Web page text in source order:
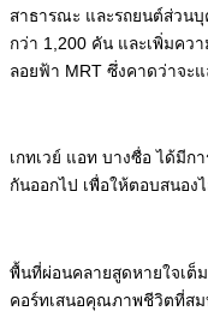
สาธารณะ และรถยนต์ส่วน
กว่า 1,200 คัน และเพิ่มคว
ลอยฟ้า MRT ซึ่งคาดว่าจะแ
เกทเวย์ แอท บางซื่อ ได้มีก
กันออกไป เพื่อให้ตอบสนอ
พื้นที่ผ่อนคลายสูดหายใจเต็
คอร์ทเสนอคุณภาพชีวิตที่ส